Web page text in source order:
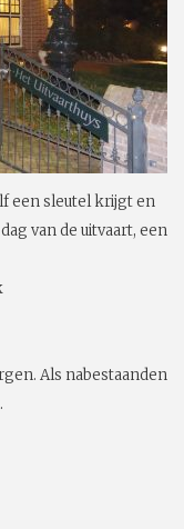
een sleutel krijgt en
van de uitvaart, een
Als nabestaanden